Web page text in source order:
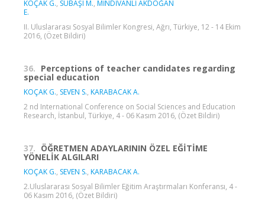
KOÇAK G., SUBAŞI M., MİNDİVANLİ AKDOĞAN
E.
II. Uluslararası Sosyal Bilimler Kongresi, Ağrı, Türkiye, 12 - 14 Ekim
2016, (Özet Bildiri)
36. Perceptions of teacher candidates regarding
special education
KOÇAK G., SEVEN S., KARABACAK A.
2 nd International Conference on Social Sciences and Education
Research, İstanbul, Türkiye, 4 - 06 Kasım 2016, (Özet Bildiri)
37. ÖĞRETMEN ADAYLARININ ÖZEL EĞİTİME
YÖNELİK ALGILARI
KOÇAK G., SEVEN S., KARABACAK A.
2.Uluslararası Sosyal Bilimler Eğitim Araştırmaları Konferansı, 4 -
06 Kasım 2016, (Özet Bildiri)